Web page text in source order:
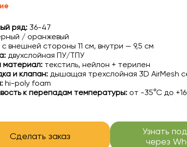
ряд: 36-47
/ оранжевый
с внешней стороны 11 см, внутри — 9,5 см
двухслойная ПУ/ТПУ
материал: текстиль, нейлон + терилен
и клапан: дышащая трехслойная 3D AirMesh
hi-poly foam
к перепадам температуры: от -35°С до
Сделать заказ
Узнать
через